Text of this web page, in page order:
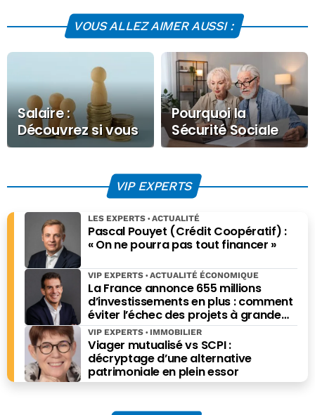
VOUS ALLEZ AIMER AUSSI :
Salaire :
Découvrez si vous
êtes « riche » en
Pourquoi la
Sécurité Sociale
cumule une dette
de si longues
années ?
VIP EXPERTS
Pascal Pouyet (Crédit Coopératif) :
« On ne pourra pas tout financer »
LES EXPERTS ACTUALITÉ
La France annonce 655 millions
d’investissements en plus : comment
éviter l’échec des projets à grande
échelle ?
VIP EXPERTS ACTUALITÉ ÉCONOMIQUE
Viager mutualisé vs SCPI :
décryptage d’une alternative
patrimoniale en plein essor
VIP EXPERTS IMMOBILIER